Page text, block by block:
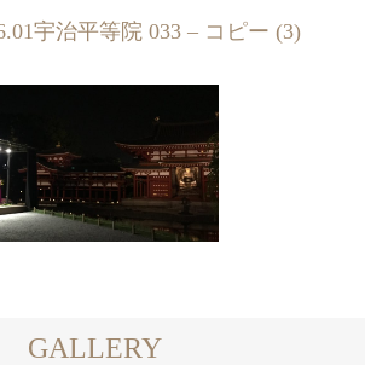
宇治平等院 033 – コピー (3)
GALLERY